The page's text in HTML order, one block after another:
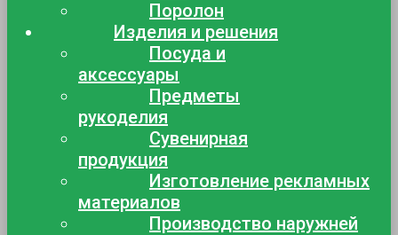
Поролон
Изделия и решения
Посуда и
аксессуары
Предметы
рукоделия
Сувенирная
продукция
Изготовление рекламных
материалов
Производство наружней